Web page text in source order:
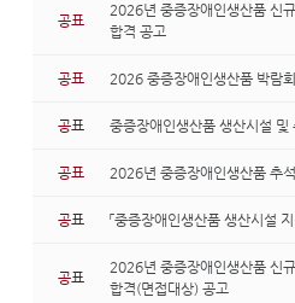
공표
2026년 중증장애인생산품 신
합격 공고
공표 2026 중증장애인생산품 박람
공표 중증장애인생산품 생산시설
공표 2026년 중증장애인생산품 추
공표 「중증장애인생산품 생산시설
공표
2026년 중증장애인생산품 신
합격(면접대상) 공고